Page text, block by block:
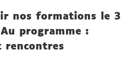
nos formations le 3
programme :
rencontres